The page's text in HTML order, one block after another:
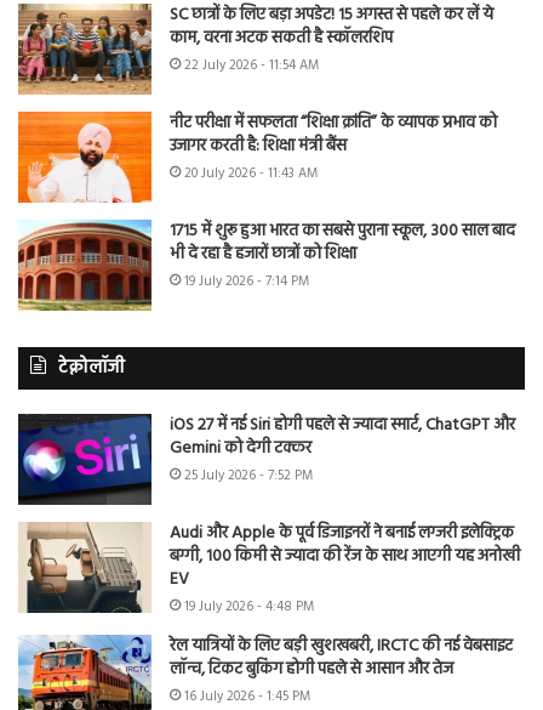
SC छात्रों के लिए बड़ा अपडेट! 15 अगस्त से पहले कर लें ये
काम, वरना अटक सकती है स्कॉलरशिप
22 July 2026 - 11:54 AM
नीट परीक्षा में सफलता “शिक्षा क्रांति” के व्यापक प्रभाव को
उजागर करती है: शिक्षा मंत्री बैंस
20 July 2026 - 11:43 AM
1715 में शुरू हुआ भारत का सबसे पुराना स्कूल, 300 साल बाद
भी दे रहा है हजारों छात्रों को शिक्षा
19 July 2026 - 7:14 PM
टेक्नोलॉजी
iOS 27 में नई Siri होगी पहले से ज्यादा स्मार्ट, ChatGPT और
Gemini को देगी टक्कर
25 July 2026 - 7:52 PM
Audi और Apple के पूर्व डिजाइनरों ने बनाई लग्जरी इलेक्ट्रिक
बग्गी, 100 किमी से ज्यादा की रेंज के साथ आएगी यह अनोखी
EV
19 July 2026 - 4:48 PM
रेल यात्रियों के लिए बड़ी खुशखबरी, IRCTC की नई वेबसाइट
लॉन्च, टिकट बुकिंग होगी पहले से आसान और तेज
16 July 2026 - 1:45 PM